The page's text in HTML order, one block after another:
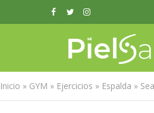
Inicio » GYM » Ejercicios » Espalda »